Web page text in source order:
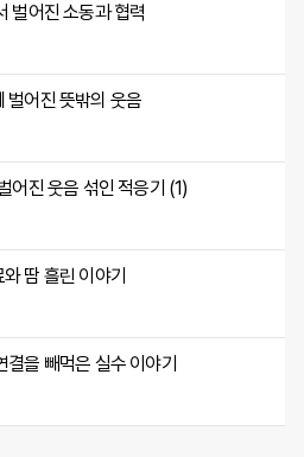
벌어진 소동과 협력
벌어진 뜻밖의 웃음
어진 웃음 섞인 적응기 (1)
땀 흘린 이야기
을 빼먹은 실수 이야기